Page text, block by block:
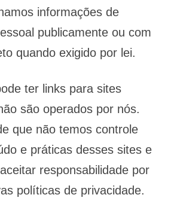
informações de
publicamente ou com
quando exigido por lei.
ter links para sites
são operados por nós.
que não temos controle
e práticas desses sites e
responsabilidade por
políticas de privacidade.